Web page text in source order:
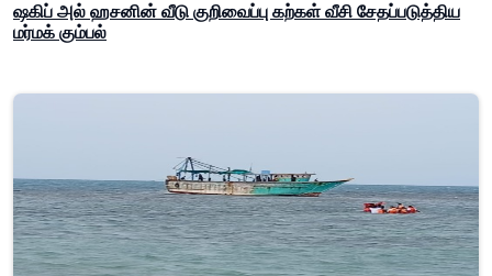
ஷகிப் அல் ஹசனின் வீடு குறிவைப்பு கற்கள் வீசி சேதப்படுத்திய
மர்மக் கும்பல்